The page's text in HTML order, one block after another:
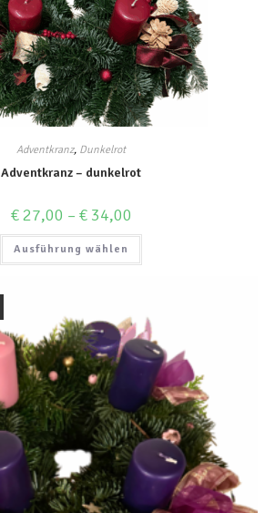
Adventkranz, Dunkelrot
Adventkranz – dunkelrot
€27,00 – €34,00
Ausführung wählen